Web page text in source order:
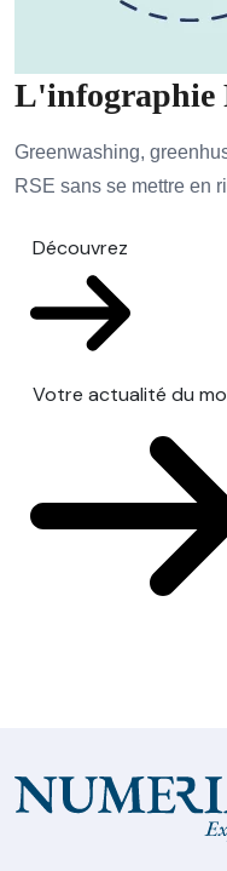
L'infographie
Greenwashing,
RSE sans se mettre en
Découvrez
Votre actualité du